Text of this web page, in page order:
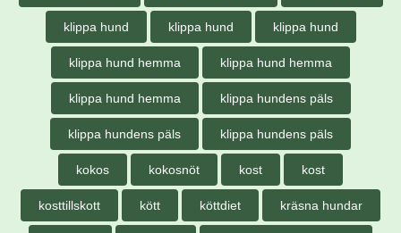
klippa hund klippa hund klippa hund
klippa hund hemma klippa hund hemma
klippa hund hemma klippa hundens päls
klippa hundens päls klippa hundens päls
kokos kokosnöt kost kost
kosttillskott kött köttdiet kräsna hundar